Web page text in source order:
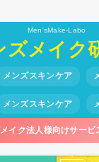
Men'sMake-Labo
ズメイク
メンズスキンケア
メンズスキンケア
イク法人様向けサービ